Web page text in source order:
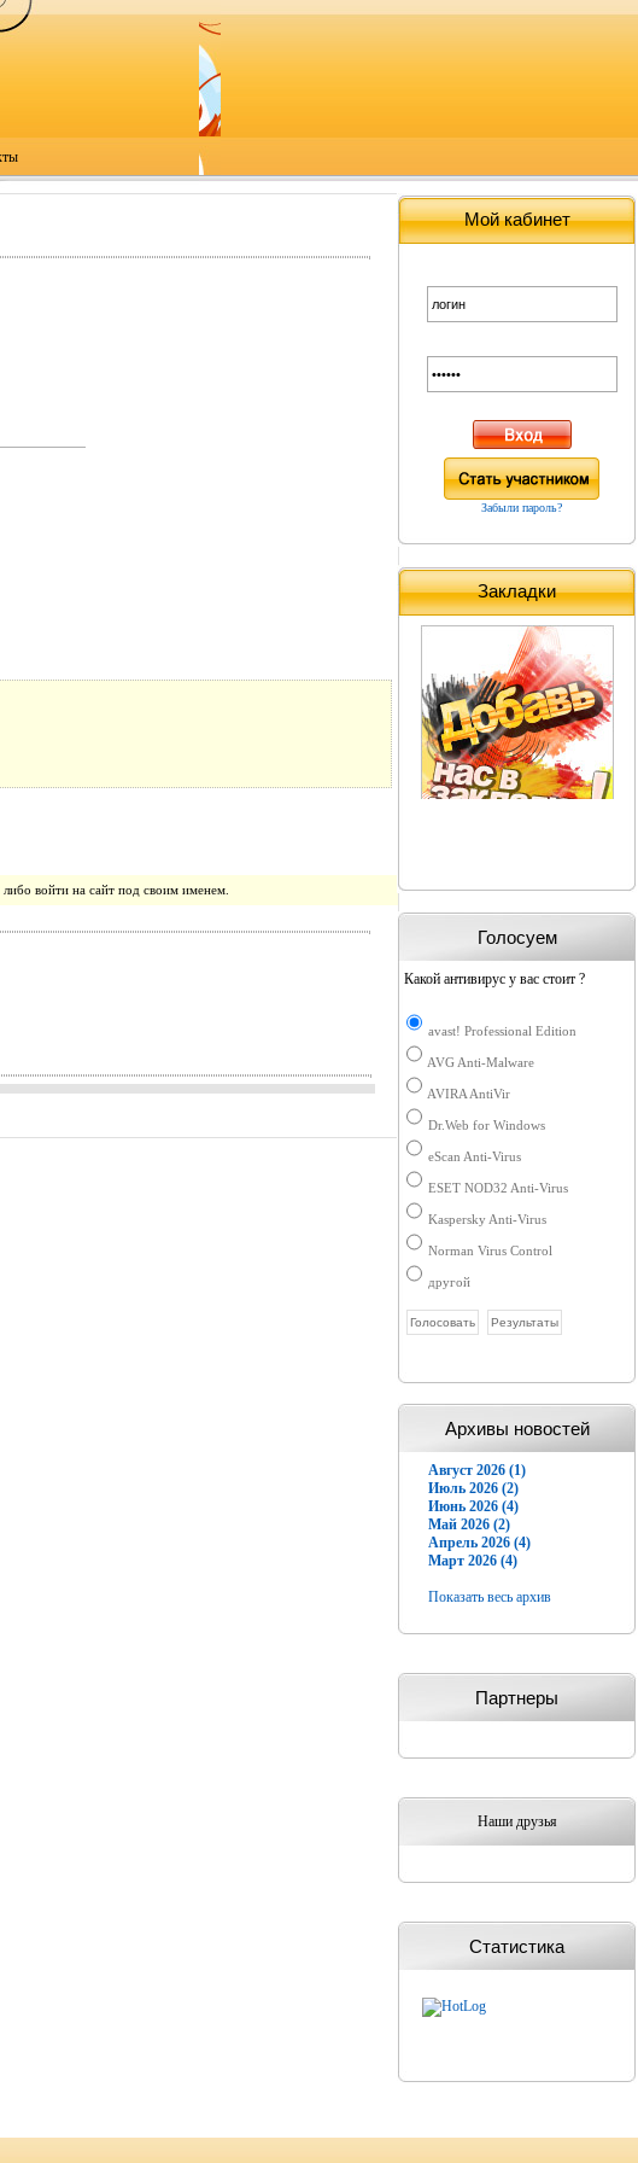
либо войти на сайт под своим именем.
Мой кабинет
Забыли пароль?
Закладки
Голосуем
Какой антивирус у вас стоит ?
avast! Professional Edition
AVG Anti-Malware
AVIRA AntiVir
Dr.Web for Windows
eScan Anti-Virus
ESET NOD32 Anti-Virus
Kaspersky Anti-Virus
Norman Virus Control
другой
Архивы новостей
Август 2026 (1)
Июль 2026 (2)
Июнь 2026 (4)
Май 2026 (2)
Апрель 2026 (4)
Март 2026 (4)
Показать весь архив
Партнеры
Наши друзья
Статистика